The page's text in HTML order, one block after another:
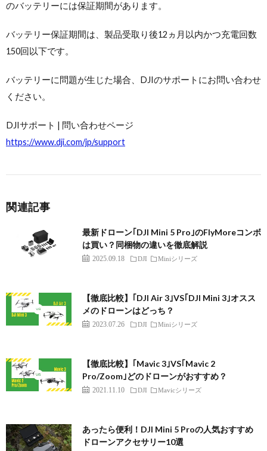
のバッテリーには保証期間があります。
バッテリー保証期間は、製品受取り後12ヵ月以内かつ充電回数
150回以下です。
バッテリーに問題が生じた場合、DJIのサポートにお問い合わせ
ください。
DJIサポート | 問い合わせページ
https://www.dji.com/jp/support
関連記事
最新ドローン｢DJI Mini 5 Pro｣のFlyMoreコンボ
は買い？同梱物の違いを徹底解説
2025.09.18 DJI Miniシリーズ
【徹底比較】｢DJI Air 3｣VS｢DJI Mini 3｣オスス
メのドローンはどっち？
2023.07.26 DJI Miniシリーズ
【徹底比較】｢Mavic 3｣VS｢Mavic 2
Pro/Zoom｣どのドローンがおすすめ？
2021.11.10 DJI Mavicシリーズ
あったら便利！DJI Mini 5 Proの人気おすすめ
ドローンアクセサリー10選